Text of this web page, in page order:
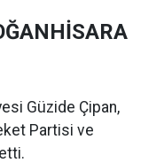
Güzide Çipan,
Partisi ve